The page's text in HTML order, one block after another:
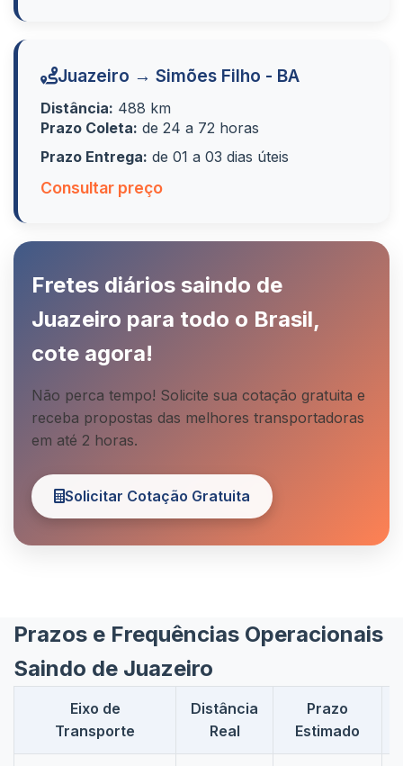
Juazeiro → Simões Filho - BA
Distância: 488 km
Prazo Coleta: de 24 a 72 horas
Prazo Entrega: de 01 a 03 dias úteis
Consultar preço
Fretes diários saindo de
Juazeiro para todo o Brasil,
cote agora!
Não perca tempo! Solicite sua cotação gratuita e
receba propostas das melhores transportadoras
em até 2 horas.
Solicitar Cotação Gratuita
Prazos e Frequências Operacionais
Saindo de Juazeiro
Eixo de
Transporte
Distância
Real
Prazo
Estimado